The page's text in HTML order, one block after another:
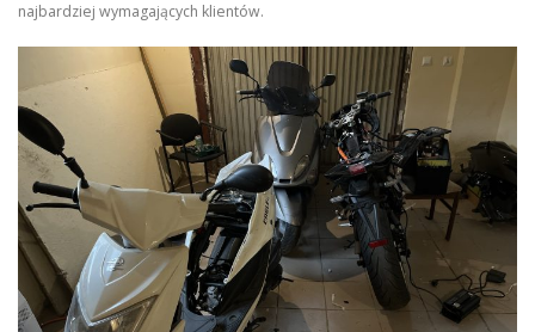
najbardziej wymagających klientów.